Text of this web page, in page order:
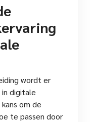
wordt er
digitale
om de
te passen door